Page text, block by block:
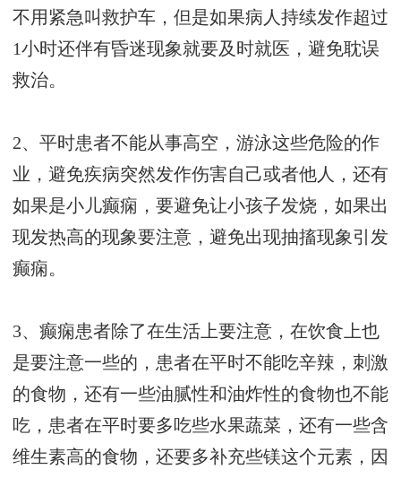
不用紧急叫救护车，但是如果病人持续发作超过
1小时还伴有昏迷现象就要及时就医，避免耽误
救治。
2、平时患者不能从事高空，游泳这些危险的作
业，避免疾病突然发作伤害自己或者他人，还有
如果是小儿癫痫，要避免让小孩子发烧，如果出
现发热高的现象要注意，避免出现抽搐现象引发
癫痫。
3、癫痫患者除了在生活上要注意，在饮食上也
是要注意一些的，患者在平时不能吃辛辣，刺激
的食物，还有一些油腻性和油炸性的食物也不能
吃，患者在平时要多吃些水果蔬菜，还有一些含
维生素高的食物，还要多补充些镁这个元素，因